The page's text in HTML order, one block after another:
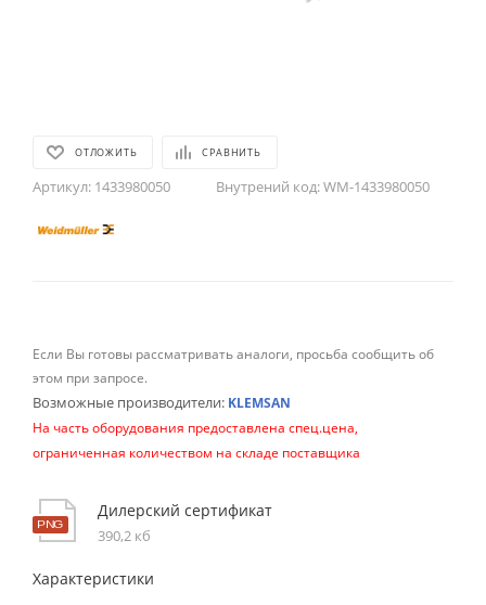
ОТЛОЖИТЬ СРАВНИТЬ
Артикул: 1433980050 Внутрений код:WM-1433980050
Если Вы готовы рассматривать аналоги, просьба сообщить об
этом при запросе.
Возможные производители: KLEMSAN
На часть оборудования предоставлена спец.цена,
ограниченная количеством на складе поставщика
Дилерский сертификат
390,2 кб
Характеристики